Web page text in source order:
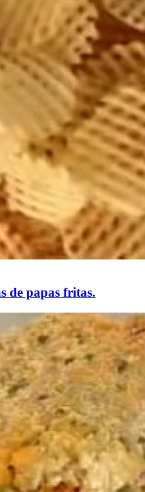
de papas fritas.